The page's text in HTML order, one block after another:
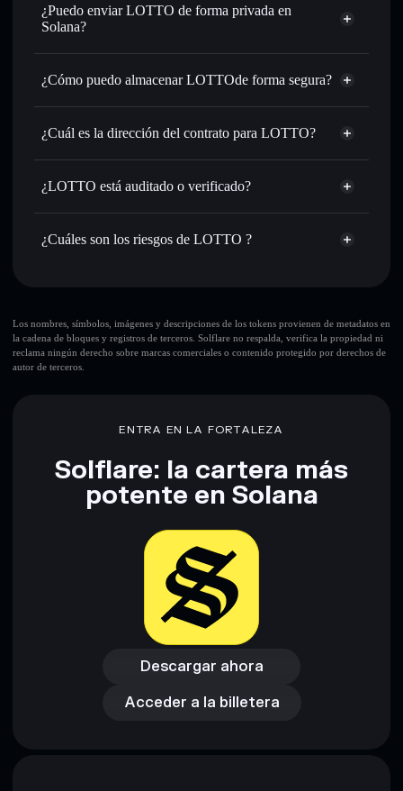
Intercambiar al instante: operar con LOTTO para SOL,
USDC o miles de otros tokens de Solana con enrutamiento
tu precio objetivo para LOTTO
Utilizar DCA: promedio de coste en dólares en LOTTO a
: transferir LOTTO sin vincular
públicamente las carteras usando el agregador de privacidad
precio, volumen, capitalización de mercado y liquidez de
LOTTO
¿Puedo enviar LOTTO de forma privada en
Solana?
agregador de privacidad
Solflare
¿Cómo puedo almacenar LOTTOde forma segura?
LOTTO
agregador de privacidad
¿Cuál es la dirección del contrato para LOTTO?
LOTTO
¿LOTTO está auditado o verificado?
LOTTO no está verificado actualmente
¿Cuáles son los riesgos de LOTTO ?
10 principales carteras
LOTTO
sola cartera
LOTTO
Descargo de responsabilidad: Esta información tiene
únicamente fines educativos y no constituye asesoramiento
proporcionados por rugcheck.xyz.
Los nombres, símbolos, imágenes y descripciones de los tokens provienen de metadatos en
la cadena de bloques y registros de terceros. Solflare no respalda, verifica la propiedad ni
reclama ningún derecho sobre marcas comerciales o contenido protegido por derechos de
autor de terceros.
ENTRA EN LA FORTALEZA
Solflare: la cartera más
potente en Solana
Descargar ahora
Descargar ahora
Acceder a la billetera
Acceder a la billetera